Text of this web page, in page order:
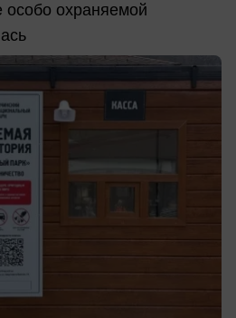
охраняемой